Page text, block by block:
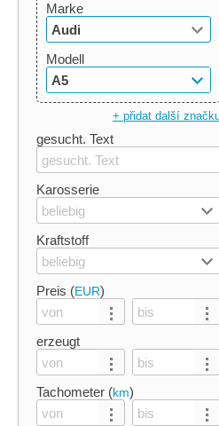
Marke
Audi
Modell
A5
+ přidat další
gesucht. Text
Karosserie
beliebig
Kraftstoff
beliebig
Preis (EUR)
erzeugt
Tachometer (km)